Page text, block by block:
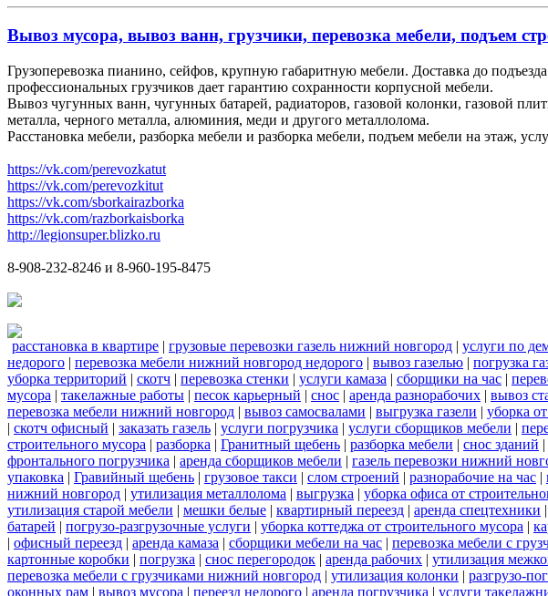
Вывоз мусора, вывоз ванн, грузчики, перевозка мебели, подъем
Грузоперевозка пианино, сейфов, крупную габаритную мебели. Доставка до
профессиональных грузчиков дает гарантию сохранности корпусной мебели.
Вывоз чугунных ванн, чугунных батарей, радиаторов, газовой колонки, газовой
металла, черного металла, алюминия, меди и другого металлолома.
Расстановка мебели, разборка мебели и разборка мебели, подъем мебели на этаж,
https://vk.com/perevozkatut
https://vk.com/perevozkitut
https://vk.com/sborkairazborka
https://vk.com/razborkaisborka
http://legionsuper.blizko.ru
8-908-232-8246 и 8-960-195-8475
расстановка в квартире | грузовые перевозки газель нижний новгород | услуги по
недорого | перевозка мебели нижний новгород недорого | вывоз газелью | погрузка
уборка территорий | скотч | перевозка стенки | услуги камаза | сборщики на час |
мусора | такелажные работы | песок карьерный | снос | аренда разнорабочих | вывоз
перевозка мебели нижний новгород | вывоз самосвалами | выгрузка газели | уборка
| скотч офисный | заказать газель | услуги погрузчика | услуги сборщиков мебели |
строительного мусора | разборка | Гранитный щебень | разборка мебели | снос зданий |
фронтального погрузчика | аренда сборщиков мебели | газель перевозки нижний
упаковка | Гравийный щебень | грузовое такси | слом строений | разнорабочие на час |
нижний новгород | утилизация металлолома | выгрузка | уборка офиса от
утилизация старой мебели | мешки белые | квартирный переезд | аренда спецтехники |
батарей | погрузо-разгрузочные услуги | уборка коттеджа от строительного мусора |
| офисный переезд | аренда камаза | сборщики мебели на час | перевозка мебели с
картонные коробки | погрузка | снос перегородок | аренда рабочих | утилизация
перевозка мебели с грузчиками нижний новгород | утилизация колонки | разгрузо-
оконных рам | вывоз мусора | переезд недорого | аренда погрузчика | услуги